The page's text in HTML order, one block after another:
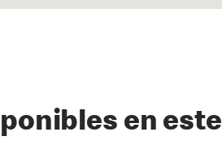
en este